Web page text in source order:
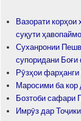
Вазорати
суқути
Суханронии
супоридани
Рӯзҳои
Маросими ба кор
Бозтоби сафари
Имрӯз дар